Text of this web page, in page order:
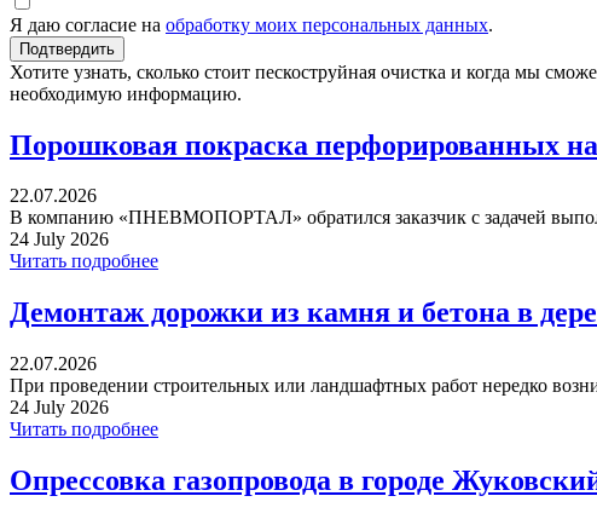
Я даю согласие на обработку моих персональных данных.
Хотите узнать, сколько стоит пескоструйная очистка и когда мы
необходимую информацию.
Порошковая покраска перфорированных
22.07.2026
В компанию «ПНЕВМОПОРТАЛ» обратился заказчик с задачей
24 July 2026
Читать подробнее
Демонтаж дорожки из камня и бетона в
22.07.2026
При проведении строительных или ландшафтных работ нередко
24 July 2026
Читать подробнее
Опрессовка газопровода в городе